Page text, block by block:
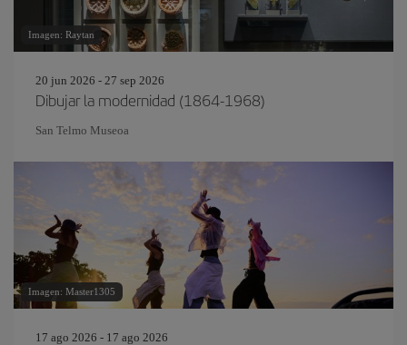
Imagen: Raytan
20 jun 2026 - 27 sep 2026
Dibujar la modernidad (1864-1968)
San Telmo Museoa
Imagen: Master1305
17 ago 2026 - 17 ago 2026